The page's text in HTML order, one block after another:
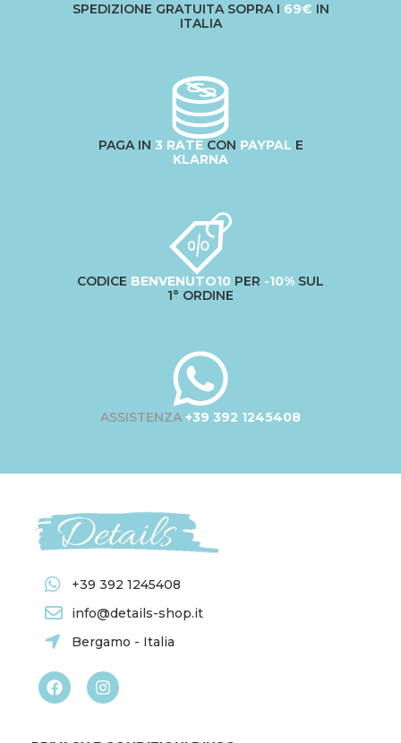
SPEDIZIONE GRATUITA SOPRA I 69€ IN
ITALIA
PAGA IN 3 RATECON PAYPAL E
KLARNA
CODICE BENVENUTO10 PER -10% SUL
1° ORDINE
ASSISTENZA +39 392 1245408
+39 392 1245408
info@details-shop.it
Bergamo - Italia